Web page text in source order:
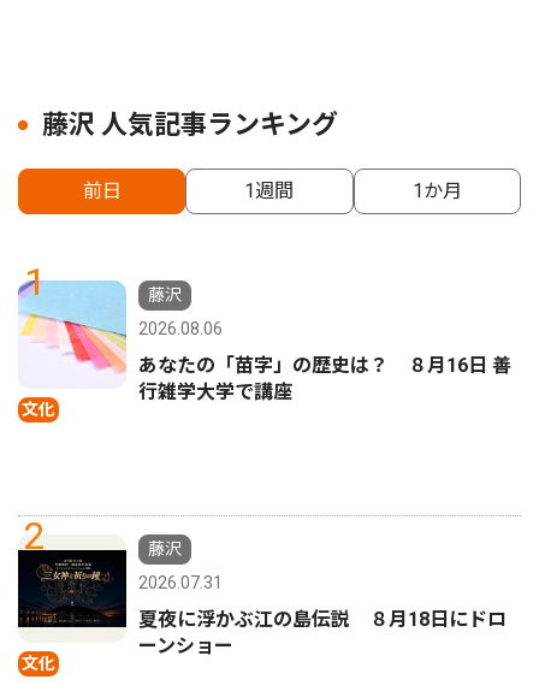
藤沢 人気記事ランキング
前日 1週間 1か月
1
文化
藤沢
2026.08.06
あなたの「苗字」の歴史は？ ８月16日 善
行雑学大学で講座
2
文化
藤沢
2026.07.31
夏夜に浮かぶ江の島伝説 ８月18日にドロ
ーンショー